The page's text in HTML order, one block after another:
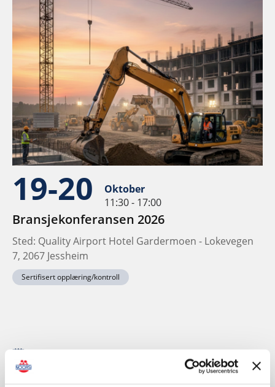
19-20
Oktober
11:30 - 17:00
Bransjekonferansen 2026
Sted: Quality Airport Hotel Gardermoen - Lokevegen
7, 2067 Jessheim
Sertifisert opplæring/kontroll
November